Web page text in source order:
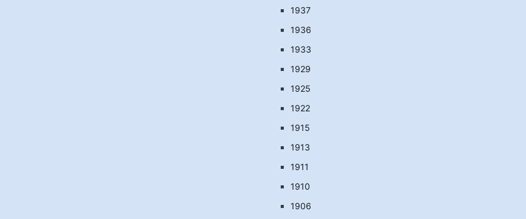
1937
1936
1933
1929
1925
1922
1915
1913
1911
1910
1906